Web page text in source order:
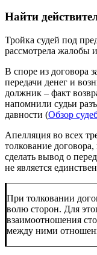
Найти
Тройка судей под
рассмотрела жалобы
В споре из договора
передачи денег и
должник – факт
напомнили судьи
давности (Обзор
Апелляция во всех
толкование
сделать вывод о
не является
При толковании
волю сторон. Для
взаимоотношения
между ними